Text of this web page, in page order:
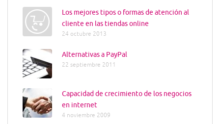
Los mejores tipos o formas de atención al
cliente en las tiendas online
24 octubre 2013
Alternativas a PayPal
22 septiembre 2011
Capacidad de crecimiento de los negocios
en internet
4 noviembre 2009